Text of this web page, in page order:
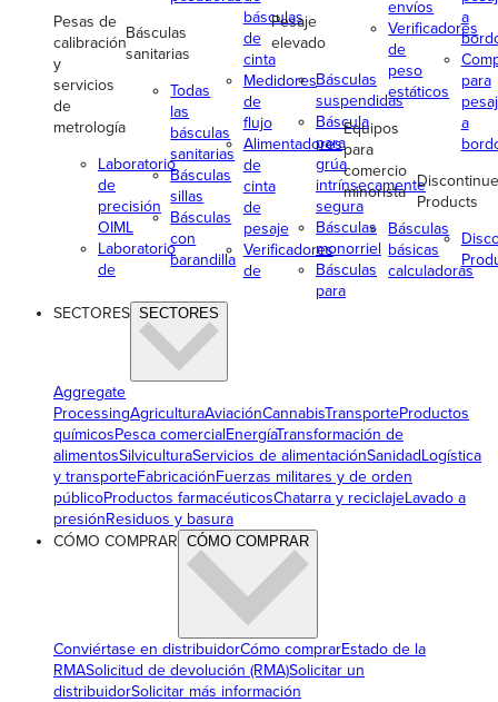
Pesas de
calibración
y
servicios
de
metrología
Laboratorio
de
precisión
OIML
Laboratorio
de
Básculas
sanitarias
Todas
las
básculas
sanitarias
Básculas
sillas
Básculas
con
barandilla
básculas
de
cinta
Medidores
de
flujo
Alimentadores
de
cinta
de
pesaje
Verificadores
de
Pesaje
elevado
Básculas
suspendidas
Báscula
para
grúa
intrínsecamente
segura
Básculas
monorriel
Básculas
para
envíos
Verificadores
de
peso
estáticos
Equipos
para
comercio
minorista
Básculas
básicas
calculadoras
a
para
a
Products
SECTORES SECTORES
Aggregate
ProcessingAgriculturaAviaciónCannabisTransporteProductos
químicosPesca comercialEnergíaTransformación de
alimentosSilviculturaServicios de alimentaciónSanidadLogística
y transporteFabricaciónFuerzas militares y de orden
públicoProductos farmacéuticosChatarra y reciclajeLavado a
presiónResiduos y basura
CÓMO COMPRAR CÓMO COMPRAR
Conviértase en distribuidorCómo comprarEstado de la
RMASolicitud de devolución (RMA)Solicitar un
distribuidorSolicitar más información